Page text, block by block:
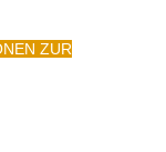
ZUR